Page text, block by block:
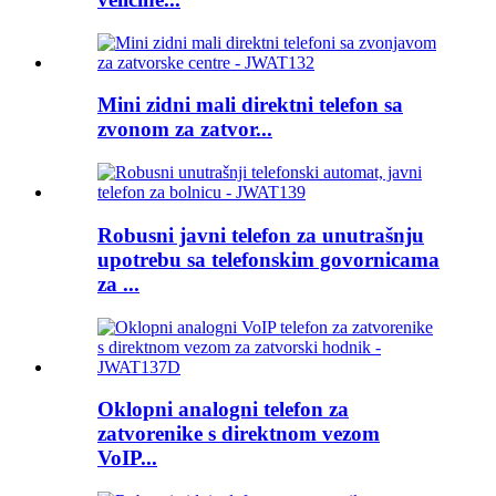
Mini zidni mali direktni telefon sa
zvonom za zatvor...
Robusni javni telefon za unutrašnju
upotrebu sa telefonskim govornicama
za ...
Oklopni analogni telefon za
zatvorenike s direktnom vezom
VoIP...